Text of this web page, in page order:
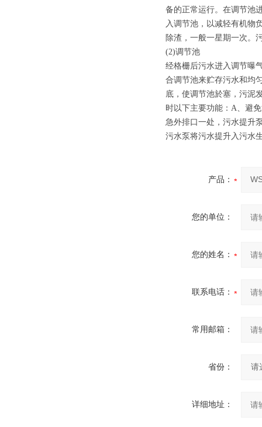
备的正常运行。在调节池
入调节池，以减轻有机物
除渣，一般一星期一次。
(2)调节池
经格栅后污水进入调节曝
合调节池来贮存污水和均
底，使调节池於塞，污泥
时以下主要功能：A、避
急外排口一处，污水提升
污水泵将污水提升入污水
产品：
您的单位：
您的姓名：
联系电话：
常用邮箱：
省份：
详细地址：